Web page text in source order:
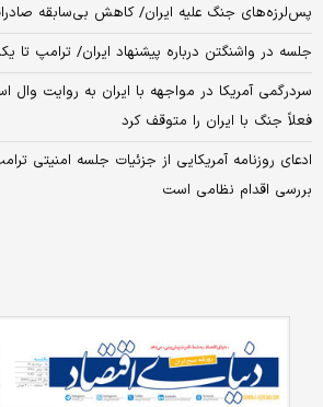
پس‌لرزه‌های جنگ علیه ایران/ کاهش بی‌سابقه
جلسه در واشنگتن درباره پیشنهاد ایران/ ترامپ تا
سردرگمی آمریکا در مواجهه با ایران به روایت وال
فعلاً جنگ با ایران را متوقف کرد
ادعای روزنامه آمریکایی از جزئیات جلسه امنیتی
بررسی اقدام نظامی است